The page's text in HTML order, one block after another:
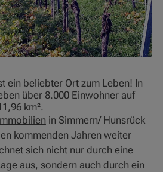
ein beliebter Ort zum Leben! In
über 8.000 Einwohner auf
km².
in Simmern/ Hunsrück
kommenden Jahren weiter
sich nicht nur durch eine
aus, sondern auch durch ein